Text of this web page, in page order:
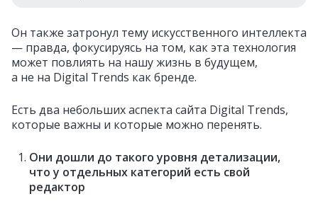
Он также затронул тему искусственного интеллекта
— правда, фокусируясь на том, как эта технология
может повлиять на нашу жизнь в будущем,
а не на Digital Trends как бренде.
Есть два небольших аспекта сайта Digital Trends,
которые важны и которые можно перенять.
Они дошли до такого уровня детализации,
что у отдельных категорий есть свой
редактор